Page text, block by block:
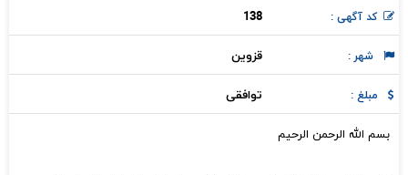
کد آگهی : 138
شهر : قزوين
مبلغ : توافقی
بسم الله الرحمن الرحیم ️